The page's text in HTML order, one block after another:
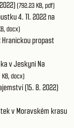
(792.23 KB, pdf)
4. 11. 2022 na
docx)
Hranickou propast
v Jeskyni Na
KB, docx)
(15. 8. 2022)
v Moravském krasu